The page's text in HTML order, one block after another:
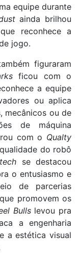
equipe durante
ainda brilhou
reconhece a
jogo.
figuraram
ficou com o
a equipe
ou aplica
mecânicos ou de
de máquina
com o Qualty
do robô
se destacou
o entusiasmo e
de parcerias
promovem os
Bullslevou pra
a engenharia
a estética visual